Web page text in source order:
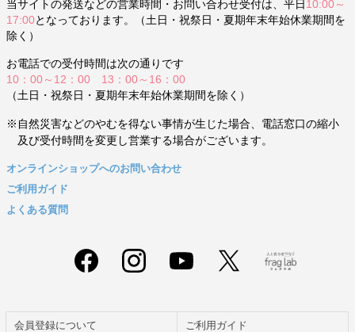
当サイトの発送などの営業時間・お問い合わせ受付は、平日 10:00～
17:00となっております。（土日・祝祭日・夏期年末年始休業期間を
除く）
お電話での受付時間は次の通りです
10：00～12：00 13：00～16：00
（土日・祝祭日・夏期年末年始休業期間を除く）
※自然災害などのやむを得ない事情が生じた場合、電話窓口の縮小
及び受付時間を変更し営業する場合がございます。
オンラインショップへのお問い合わせ
ご利用ガイド
よくある質問
会員登録について ご利用ガイド